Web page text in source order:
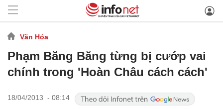
Văn Hóa
Phạm Băng Băng từng bị cướp vai
chính trong 'Hoàn Châu cách cách'
18/04/2013 - 08:14